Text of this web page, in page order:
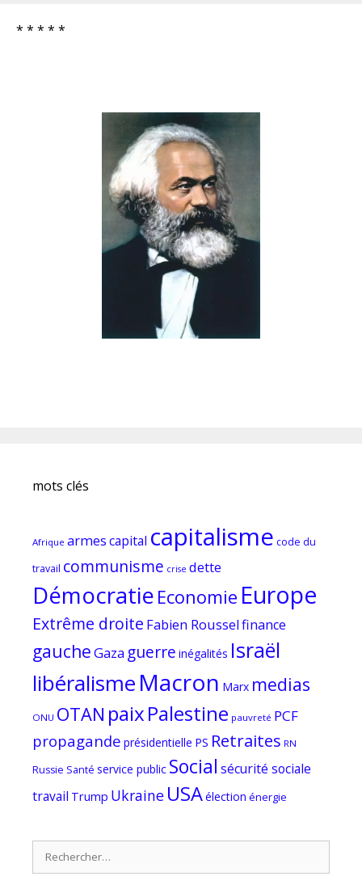
* * * * *
mots clés
Afrique armescapital capitalisme code du
travail communisme crise dette
Démocratie Economie Europe
Extrême droite Fabien Rousselfinance
gaucheGaza guerre inégalités Israël
libéralismeMacron Marx medias
ONU OTAN paixPalestine pauvreté PCF
propagande présidentielle PS Retraites RN
Russie Santé service public Social sécurité sociale
travail Trump Ukraine USAélection énergie